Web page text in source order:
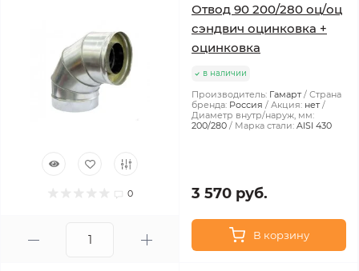
0
Отвод 90 200/280 оц/оц
сэндвич оцинковка +
оцинковка
в наличии
Производитель: Гамарт
Страна
бренда: Россия Акция: нет
Диаметр внутр/наруж, мм:
200/280
Марка стали: AISI 430
3 570 руб.
В корзину